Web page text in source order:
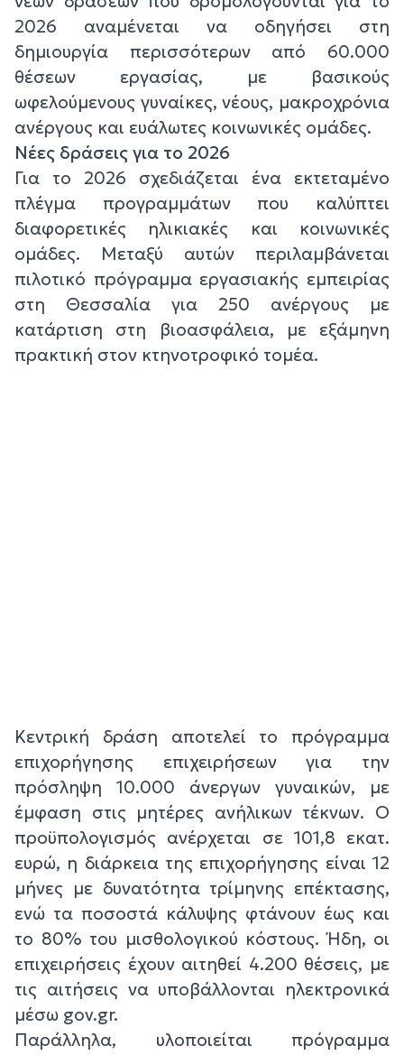
2026 αναμένεται να οδηγήσει στη
δημιουργία περισσότερων από 60.000
θέσεων εργασίας, με βασικούς
ωφελούμενους γυναίκες, νέους, μακροχρόνια
ανέργους και ευάλωτες κοινωνικές ομάδες.
Νέες δράσεις για το 2026
Για το 2026 σχεδιάζεται ένα εκτεταμένο
πλέγμα προγραμμάτων που καλύπτει
διαφορετικές ηλικιακές και κοινωνικές
ομάδες. Μεταξύ αυτών περιλαμβάνεται
πιλοτικό πρόγραμμα εργασιακής εμπειρίας
στη Θεσσαλία για 250 ανέργους με
κατάρτιση στη βιοασφάλεια, με εξάμηνη
πρακτική στον κτηνοτροφικό τομέα.
Κεντρική δράση αποτελεί το πρόγραμμα
επιχορήγησης επιχειρήσεων για την
πρόσληψη 10.000 άνεργων γυναικών, με
έμφαση στις μητέρες ανήλικων τέκνων. Ο
προϋπολογισμός ανέρχεται σε 101,8 εκατ.
ευρώ, η διάρκεια της επιχορήγησης είναι 12
μήνες με δυνατότητα τρίμηνης επέκτασης,
ενώ τα ποσοστά κάλυψης φτάνουν έως και
το 80% του μισθολογικού κόστους. Ήδη, οι
επιχειρήσεις έχουν αιτηθεί 4.200 θέσεις, με
τις αιτήσεις να υποβάλλονται ηλεκτρονικά
μέσω gov.gr.
Παράλληλα, υλοποιείται πρόγραμμα